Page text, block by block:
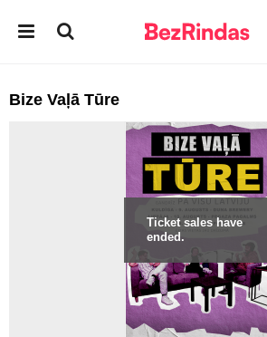
Bize Vaļā Tūre
Ticket sales have
ended.